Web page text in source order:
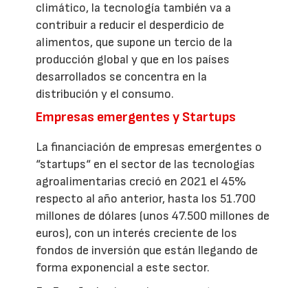
climático, la tecnología también va a
contribuir a reducir el desperdicio de
alimentos, que supone un tercio de la
producción global y que en los países
desarrollados se concentra en la
distribución y el consumo.
Empresas emergentes y Startups
La financiación de empresas emergentes o
“startups“ en el sector de las tecnologías
agroalimentarias creció en 2021 el 45%
respecto al año anterior, hasta los 51.700
millones de dólares (unos 47.500 millones de
euros), con un interés creciente de los
fondos de inversión que están llegando de
forma exponencial a este sector.